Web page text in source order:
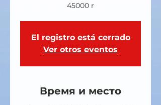
45000 r
El registro está cerrado
Ver otros eventos
Время и место